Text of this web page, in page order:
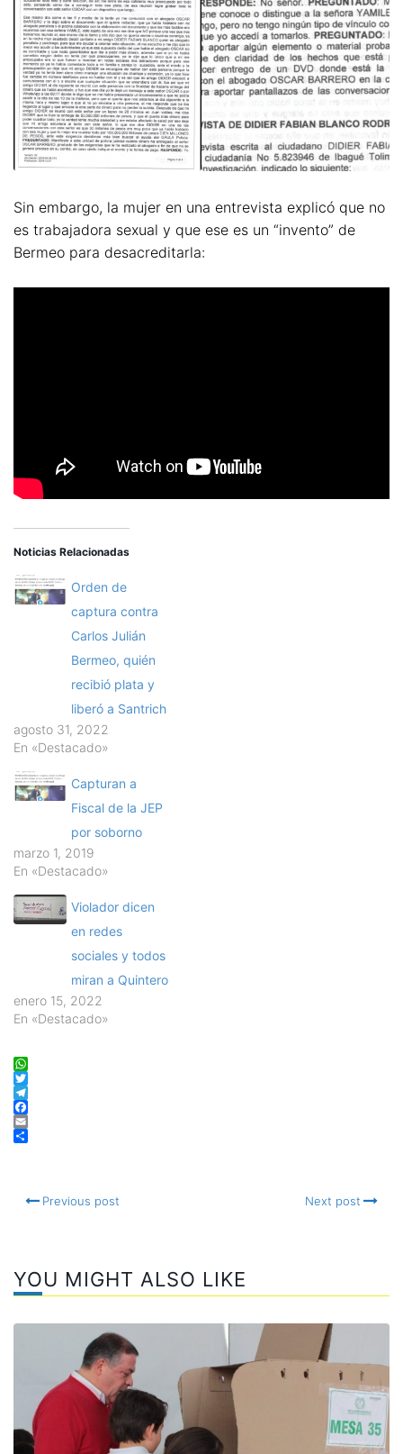
Sin embargo, la mujer en una entrevista explicó que no
es trabajadora sexual y que ese es un “invento” de
Bermeo para desacreditarla:
Noticias Relacionadas
Orden de
captura contra
Carlos Julián
Bermeo, quién
recibió plata y
liberó a Santrich
agosto 31, 2022
En «Destacado»
Capturan a
Fiscal de la JEP
por soborno
marzo 1, 2019
En «Destacado»
Violador dicen
en redes
sociales y todos
miran a Quintero
enero 15, 2022
En «Destacado»
WhatsApp
Twitter
Telegram
Facebook
Email
Previous post Next post
YOU MIGHT ALSO LIKE